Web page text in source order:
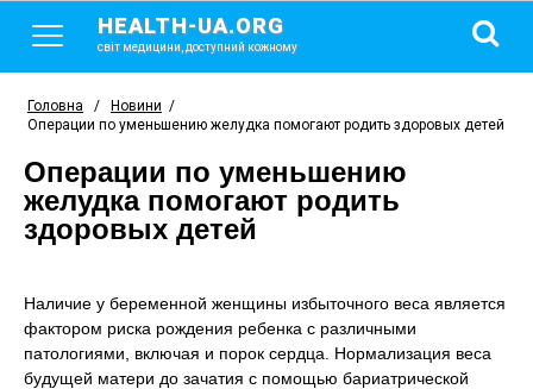
HEALTH-UA.ORG
світ медицини, доступний кожному
Головна / Новини /
Операции по уменьшению желудка помогают родить здоровых детей
Операции по уменьшению
желудка помогают родить
здоровых детей
Наличие у беременной женщины избыточного веса является
фактором риска рождения ребенка с различными
патологиями, включая и порок сердца. Нормализация веса
будущей матери до зачатия с помощью бариатрической